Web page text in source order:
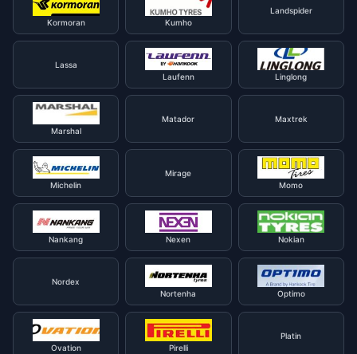
Kormoran Kumho
Landspider
Lassa
Laufenn
Linglong
Marshal
Matador Maxtrek
Michelin
Mirage
Momo
Nankang Nexen Nokian
Nordex
Nortenha
Optimo
Ovation Pirelli
Platin